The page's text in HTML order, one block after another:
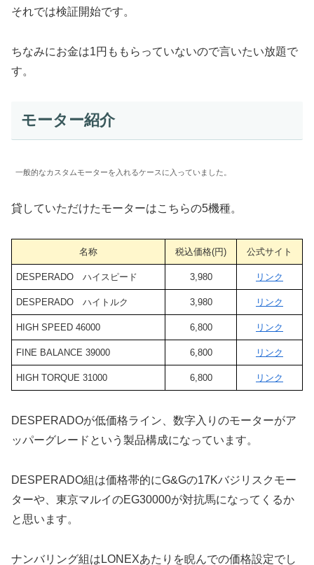
それでは検証開始です。
ちなみにお金は1円ももらっていないので言いたい放題で
す。
モーター紹介
一般的なカスタムモーターを入れるケースに入っていました。
貸していただけたモーターはこちらの5機種。
名称 税込価格(円) 公式サイト
DESPERADO ハイスピード 3,980 リンク
DESPERADO ハイトルク 3,980 リンク
HIGH SPEED 46000 6,800 リンク
FINE BALANCE 39000 6,800 リンク
HIGH TORQUE 31000 6,800 リンク
DESPERADOが低価格ライン、数字入りのモーターがア
ッパーグレードという製品構成になっています。
DESPERADO組は価格帯的にG&Gの17Kバジリスクモー
ターや、東京マルイのEG30000が対抗馬になってくるか
と思います。
ナンバリング組はLONEXあたりを睨んでの価格設定でし